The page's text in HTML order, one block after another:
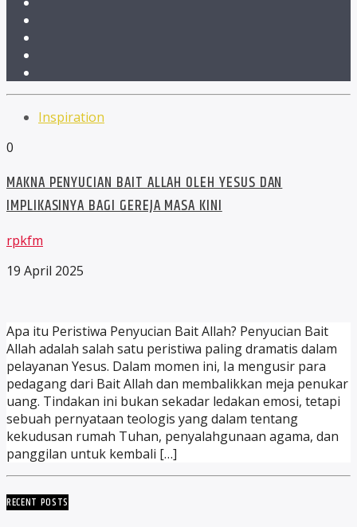
Inspiration
0
MAKNA PENYUCIAN BAIT ALLAH OLEH YESUS DAN
IMPLIKASINYA BAGI GEREJA MASA KINI
rpkfm
19 April 2025
Apa itu Peristiwa Penyucian Bait Allah? Penyucian Bait
Allah adalah salah satu peristiwa paling dramatis dalam
pelayanan Yesus. Dalam momen ini, Ia mengusir para
pedagang dari Bait Allah dan membalikkan meja penukar
uang. Tindakan ini bukan sekadar ledakan emosi, tetapi
sebuah pernyataan teologis yang dalam tentang
kekudusan rumah Tuhan, penyalahgunaan agama, dan
panggilan untuk kembali […]
RECENT POSTS